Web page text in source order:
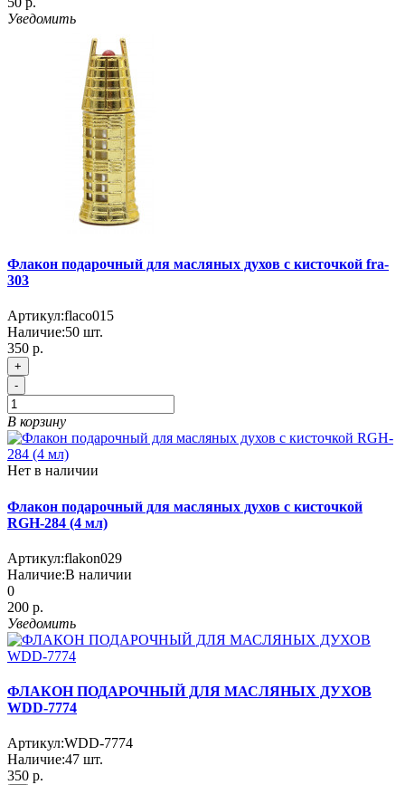
Уведомить
Флакон подарочный для масляных духов с кисточкой fra-
303
Артикул:flaco015
Наличие:50 шт.
350 р.
+
-
В корзину
Нет в наличии
Флакон подарочный для масляных духов с кисточкой
RGH-284 (4 мл)
Артикул:flakon029
Наличие:В наличии
0
200 р.
Уведомить
ФЛАКОН ПОДАРОЧНЫЙ ДЛЯ МАСЛЯНЫХ ДУХОВ
WDD-7774
Артикул:WDD-7774
Наличие:47 шт.
350 р.